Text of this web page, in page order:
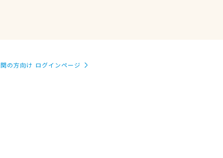
の方向け ログインページ